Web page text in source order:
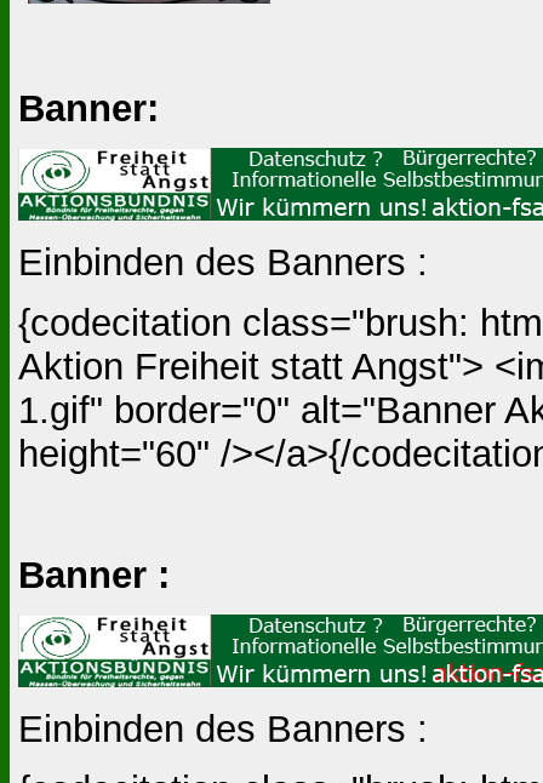
Banner:
Einbinden des Banners :
{codecitation class="brush:
Aktion Freiheit statt Angst">
1.gif" border="0" alt="Banner
height="60" /></a>{/
Banner :
Einbinden des Banners :